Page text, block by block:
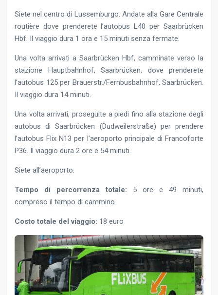
Siete nel centro di Lussemburgo. Andate alla Gare Centrale
routière dove prenderete l’autobus L40 per Saarbrücken
Hbf. Il viaggio dura 1 ora e 15 minuti senza fermate.
Una volta arrivati a Saarbrücken Hbf, camminate verso la
stazione Hauptbahnhof, Saarbrücken, dove prenderete
l’autobus 125 per Brauerstr./Fernbusbahnhof, Saarbrücken.
Il viaggio dura 14 minuti.
Una volta arrivati, proseguite a piedi fino alla stazione degli
autobus di Saarbrücken (Dudweilerstraße) per prendere
l’autobus Flix N13 per l’aeroporto principale di Francoforte
P36. Il viaggio dura 2 ore e 54 minuti.
Siete all’aeroporto.
Tempo di percorrenza totale: 5 ore e 49 minuti,
compreso il tempo di cammino.
Costo totale del viaggio: 18 euro